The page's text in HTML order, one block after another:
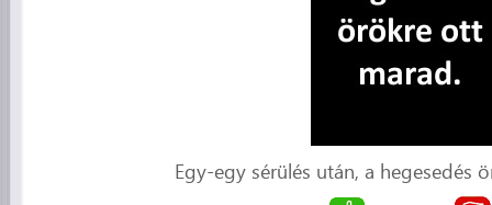
Egy-egy sérülés után, a hegesedés